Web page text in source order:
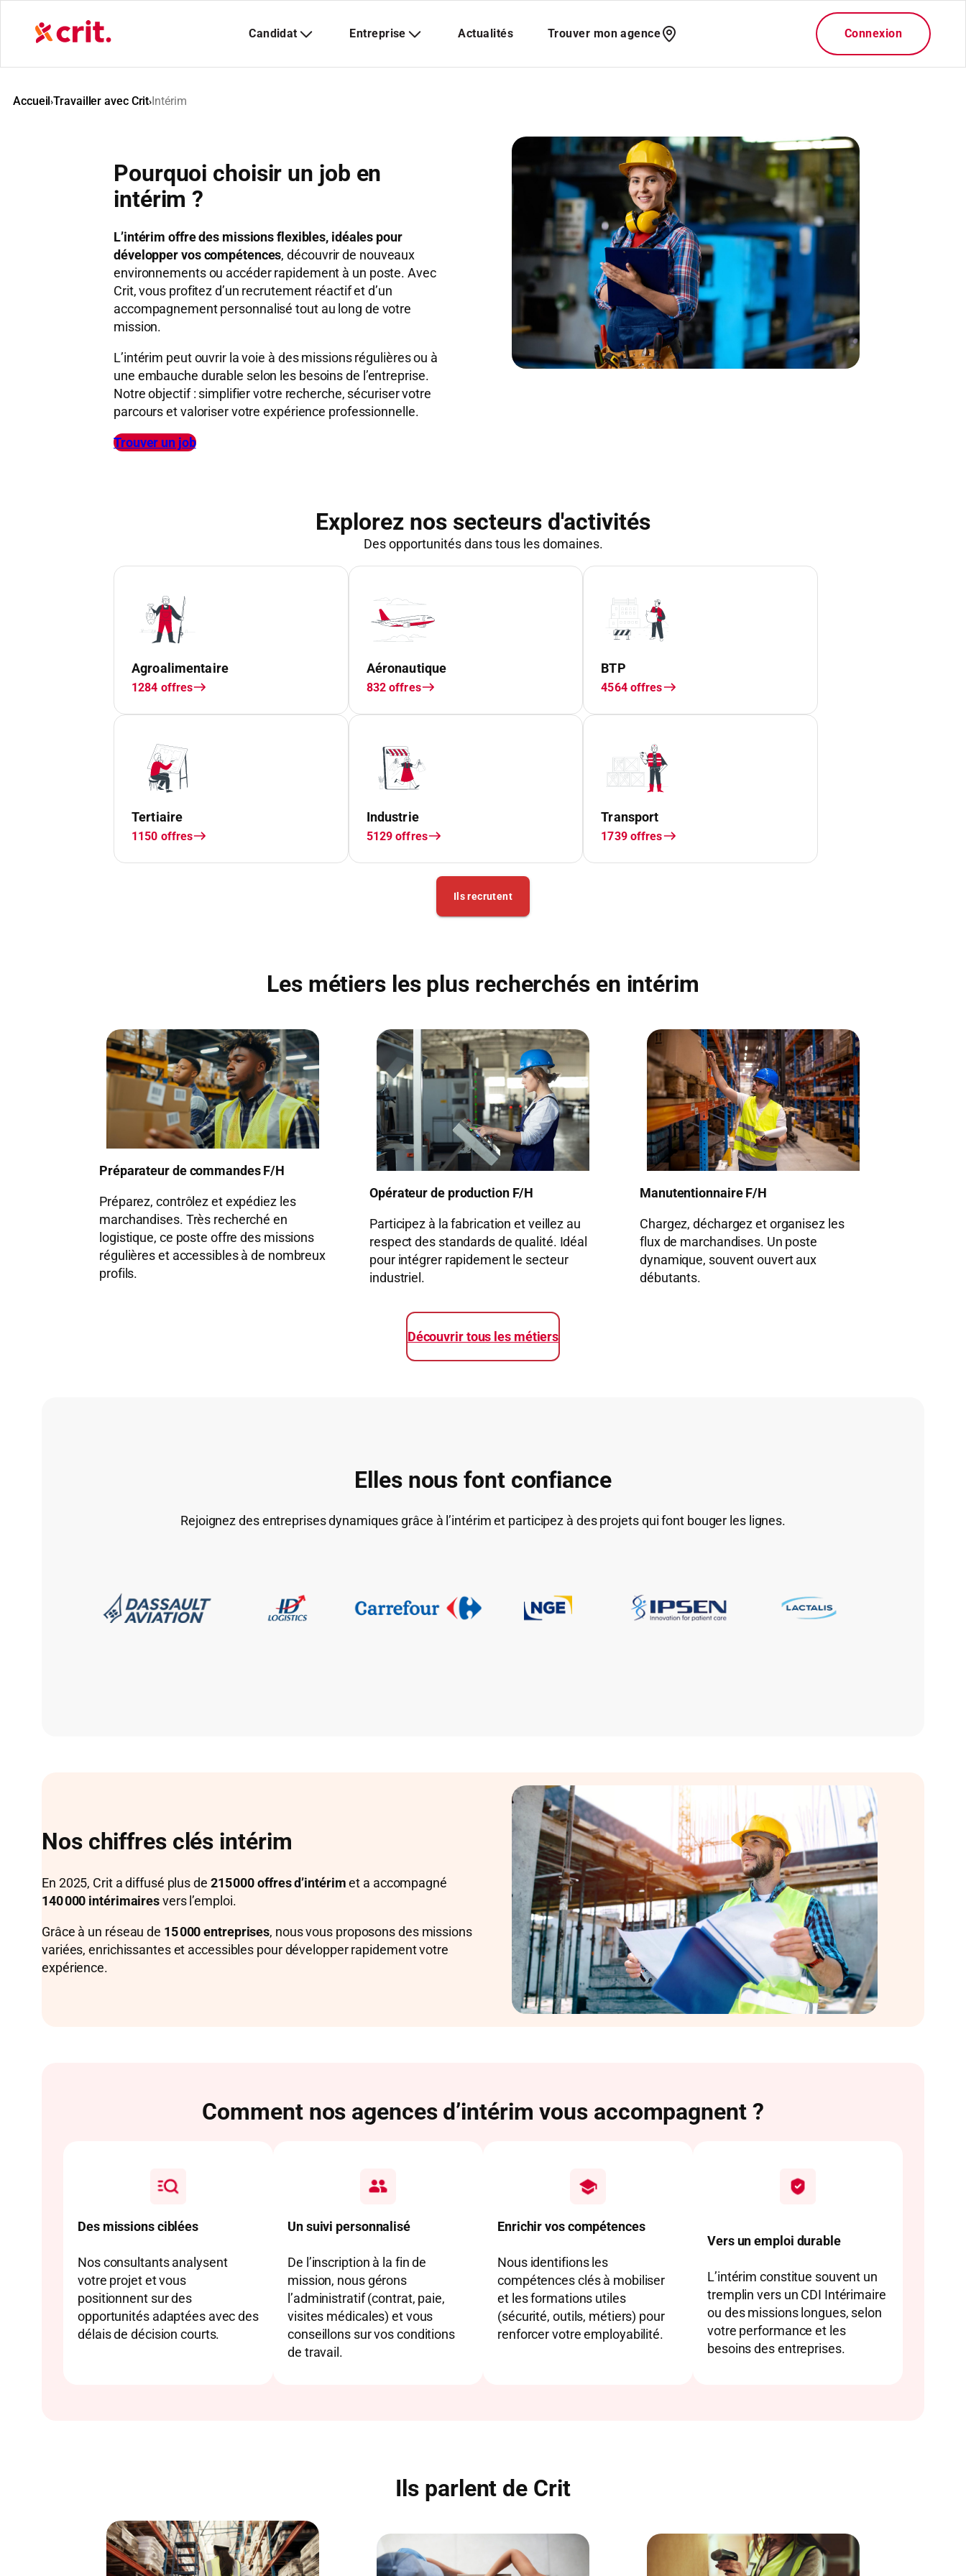
Accueil›Travailler avec Crit›Intérim
Pourquoi choisir un job en
intérim ?
L’intérim offre des missions flexibles, idéales pour
développer vos compétences, découvrir de nouveaux
environnements ou accéder rapidement à un poste. Avec
Crit, vous profitez d’un recrutement réactif et d’un
accompagnement personnalisé tout au long de votre
mission.
L’intérim peut ouvrir la voie à des missions régulières ou à
une embauche durable selon les besoins de l’entreprise.
Notre objectif : simplifier votre recherche, sécuriser votre
parcours et valoriser votre expérience professionnelle.
Trouver un job
Les métiers les plus recherchés en intérim
Préparateur de commandes F/H
Préparez, contrôlez et expédiez les
marchandises. Très recherché en
logistique, ce poste offre des missions
régulières et accessibles à de nombreux
profils.
Opérateur de production F/H
Participez à la fabrication et veillez au
respect des standards de qualité. Idéal
pour intégrer rapidement le secteur
industriel.
Manutentionnaire F/H
Chargez, déchargez et organisez les
flux de marchandises. Un poste
dynamique, souvent ouvert aux
débutants.
Découvrir tous les métiers
Elles nous font confiance
Rejoignez des entreprises dynamiques grâce à l’intérim et participez à des projets qui font bouger les lignes.
Nos chiffres clés intérim
En 2025, Crit a diffusé plus de 215 000 offres d’intérimet a accompagné
140 000 intérimairesvers l’emploi.
Grâce à un réseau de 15 000 entreprises, nous vous proposons des missions
variées, enrichissantes et accessibles pour développer rapidement votre
expérience.
Comment nos agences d’intérim vous accompagnent ?
Des missions ciblées
Nos consultants analysent
votre projet et vous
positionnent sur des
opportunités adaptées avec des
délais de décision courts.
Un suivi personnalisé
De l’inscription à la fin de
mission, nous gérons
l’administratif (contrat, paie,
visites médicales) et vous
conseillons sur vos conditions
de travail.
Enrichir vos compétences
Nous identifions les
compétences clés à mobiliser
et les formations utiles
(sécurité, outils, métiers) pour
renforcer votre employabilité.
Vers un emploi durable
L’intérim constitue souvent un
tremplin vers un CDI Intérimaire
ou des missions longues, selon
votre performance et les
besoins des entreprises.
Ils parlent de Crit